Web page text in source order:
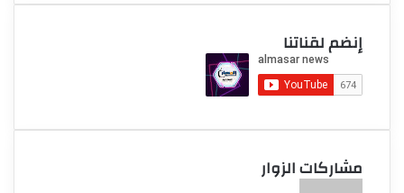
إنضم لقناتنا
مشاركات الزوار